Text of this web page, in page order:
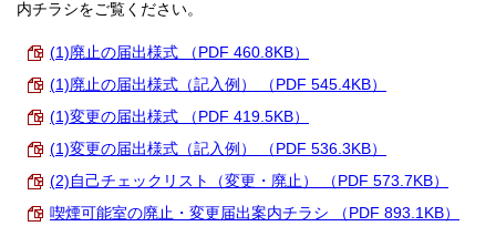
内チラシをご覧ください。
(1)廃止の届出様式 （PDF 460.8KB）
(1)廃止の届出様式（記入例） （PDF 545.4KB）
(1)変更の届出様式 （PDF 419.5KB）
(1)変更の届出様式（記入例） （PDF 536.3KB）
(2)自己チェックリスト（変更・廃止） （PDF 573.7KB）
喫煙可能室の廃止・変更届出案内チラシ （PDF 893.1KB）